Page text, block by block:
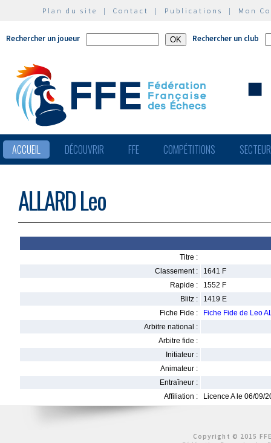
Plan du site | Contact | Publications | Mon
Rechercher un joueur Rechercher un club
ACCUEIL DÉCOUVRIR FFE COMPÉTITIONS
ALLARD Leo
Titre :
Classement :
1641 F
Rapide :
1552 F
Blitz :
1419 E
Fiche Fide :
Fiche Fide de Leo
Arbitre national :
Arbitre fide :
Initiateur :
Animateur :
Entraîneur :
Affiliation :
Licence A le 06/09/
Copyright © 2015